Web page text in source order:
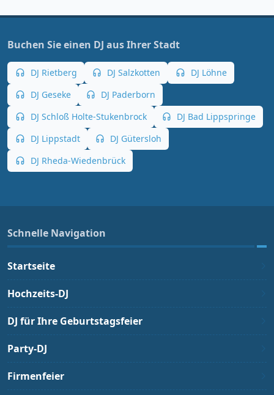
Buchen Sie einen DJ aus Ihrer Stadt
DJ Rietberg DJ Salzkotten
DJ Löhne
DJ Geseke
DJ Paderborn
DJ Schloß Holte-Stukenbrock
DJ Bad Lippspringe
DJ Lippstadt
DJ Gütersloh
DJ Rheda-Wiedenbrück
Schnelle Navigation
Startseite
Hochzeits-DJ
DJ für Ihre Geburtstagsfeier
Party-DJ
Firmenfeier